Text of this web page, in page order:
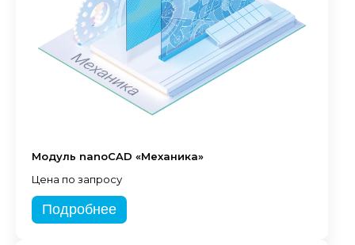
Модуль nanoCAD «Механика»
Цена по запросу
Подробнее